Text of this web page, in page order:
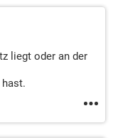
liegt oder an der